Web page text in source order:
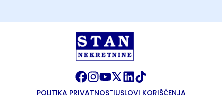
POLITIKA PRIVATNOSTIUSLOVI KORIŠĆENJA